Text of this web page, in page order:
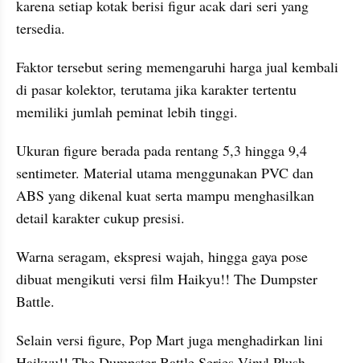
karena setiap kotak berisi figur acak dari seri yang
tersedia.
Faktor tersebut sering memengaruhi harga jual kembali
di pasar kolektor, terutama jika karakter tertentu
memiliki jumlah peminat lebih tinggi.
Ukuran figure berada pada rentang 5,3 hingga 9,4
sentimeter. Material utama menggunakan PVC dan
ABS yang dikenal kuat serta mampu menghasilkan
detail karakter cukup presisi.
Warna seragam, ekspresi wajah, hingga gaya pose
dibuat mengikuti versi film Haikyu!! The Dumpster
Battle.
Selain versi figure, Pop Mart juga menghadirkan lini